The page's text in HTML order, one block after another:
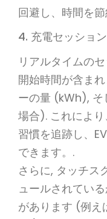
回避し、時間を
4. 充電セッショ
リアルタイムの
開始時間が含ま
ーの量 (kWh), そ
場合). これによ
習慣を追跡し、
できます。.
さらに, タッチス
ュールされてい
があります (例え